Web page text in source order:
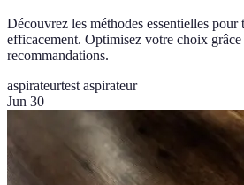
Découvrez les méthodes essentielles pour
efficacement. Optimisez votre choix grâce
recommandations.
aspirateurtest aspirateur
Jun 30